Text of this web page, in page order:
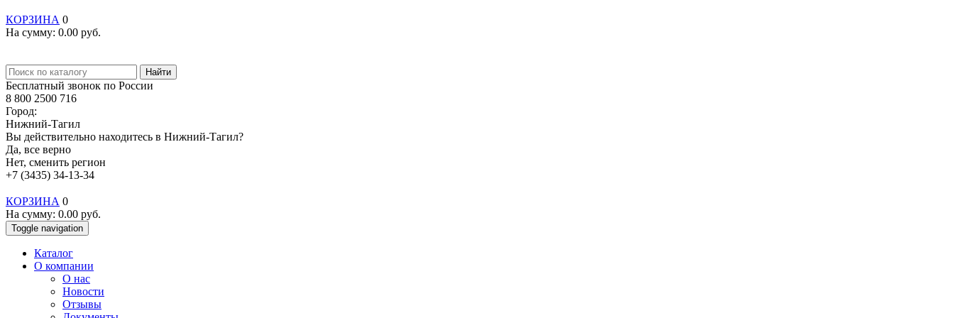
КОРЗИНА 0
На сумму: 0.00 руб.
Найти
Бесплатный звонок по России
8 800 2500 716
Город:
Нижний-Тагил
Вы действительно находитесь в Нижний-Тагил?
Да, все верно
Нет, сменить регион
+7 (3435) 34-13-34
КОРЗИНА 0
На сумму: 0.00 руб.
Toggle navigation
Каталог
О компании
О нас
Новости
Отзывы